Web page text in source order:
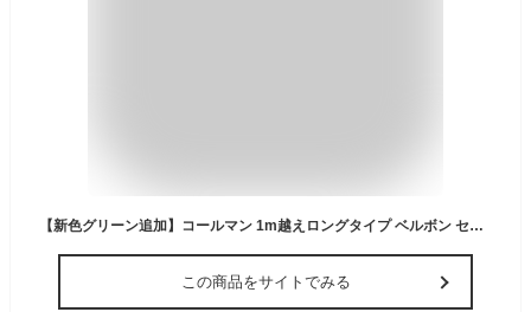
【新色グリーン追加】コールマン 1m越えロングタイプ ベルボン セルフィースタンド ロング 自撮り棒 三脚 Bluetooth ワイヤレスリモコン付 Coleman Velbon Selfie Stand ゴルフ スイングチェック フォームチェック スポーツ 入学式 卒業式 記念撮影
この商品をサイトでみる